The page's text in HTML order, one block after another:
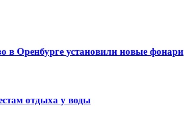
в Оренбурге установили новые фонари
отдыха у воды